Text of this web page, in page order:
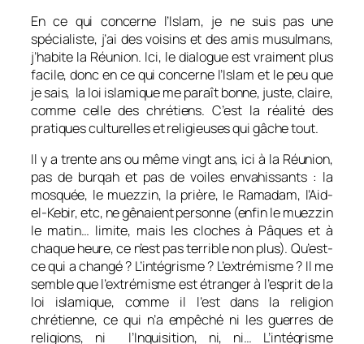
En ce qui concerne l’Islam, je ne suis pas une
spécialiste, j’ai des voisins et des amis musulmans,
j’habite la Réunion. Ici, le dialogue est vraiment plus
facile, donc en ce qui concerne l’Islam et le peu que
je sais, la loi islamique me paraît bonne, juste, claire,
comme celle des chrétiens. C’est la réalité des
pratiques culturelles et religieuses qui gâche tout.
Il y a trente ans ou même vingt ans, ici à la Réunion,
pas de burqah et pas de voiles envahissants : la
mosquée, le muezzin, la prière, le Ramadam, l’Aid-
el-Kebir, etc, ne gênaient personne (enfin le muezzin
le matin… limite, mais les cloches à Pâques et à
chaque heure, ce n’est pas terrible non plus). Qu’est-
ce qui a changé ? L’intégrisme ? L’extrémisme ? Il me
semble que l’extrémisme est étranger à l’esprit de la
loi islamique, comme il l’est dans la religion
chrétienne, ce qui n’a empêché ni les guerres de
religions, ni l’Inquisition, ni, ni… L’intégrisme